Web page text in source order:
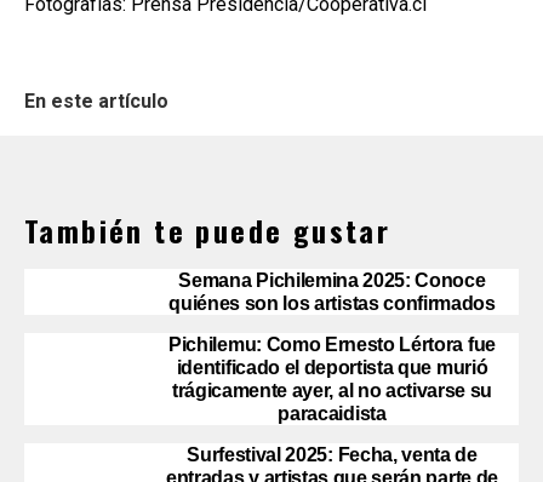
En este artículo
También te puede gustar
Semana Pichilemina 2025: Conoce
quiénes son los artistas confirmados
Pichilemu: Como Ernesto Lértora fue
identificado el deportista que murió
trágicamente ayer, al no activarse su
paracaidista
Surfestival 2025: Fecha, venta de
entradas y artistas que serán parte de